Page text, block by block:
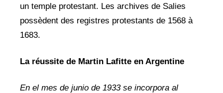
un temple protestant. Les archives de Salies
possèdent des registres protestants de 1568 à
1683.
La réussite de Martin Lafitte en Argentine
En el mes de junio de 1933 se incorpora al